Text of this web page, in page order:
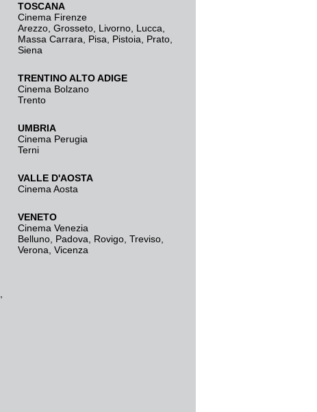
TOSCANA
Cinema Firenze
Arezzo Grosseto Livorno Lucca
Massa Carrara
Pisa Pistoia Prato
Siena
TRENTINO ALTO ADIGE
Cinema Bolzano
Trento
UMBRIA
Cinema Perugia
Terni
VALLE D'AOSTA
Cinema Aosta
VENETO
Cinema Venezia
Belluno Padova Rovigo Treviso
Verona Vicenza